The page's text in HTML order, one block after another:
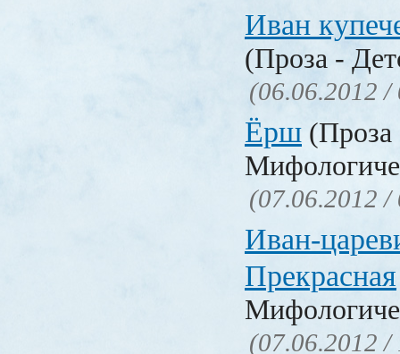
Иван
(Проза -
(06.06.2012 /
Ёрш (Проза
(07.06.2012 /
Иван-
Прекрасная
(07.06.2012 /